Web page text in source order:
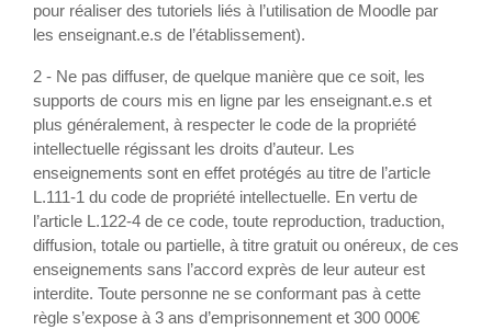
pour réaliser des tutoriels liés à l’utilisation de Moodle par
les enseignant.e.s de l’établissement).
2 - Ne pas diffuser, de quelque manière que ce soit, les
supports de cours mis en ligne par les enseignant.e.s et
plus généralement, à respecter le code de la propriété
intellectuelle régissant les droits d’auteur. Les
enseignements sont en effet protégés au titre de l’article
L.111-1 du code de propriété intellectuelle. En vertu de
l’article L.122-4 de ce code, toute reproduction, traduction,
diffusion, totale ou partielle, à titre gratuit ou onéreux, de ces
enseignements sans l’accord exprès de leur auteur est
interdite. Toute personne ne se conformant pas à cette
règle s’expose à 3 ans d’emprisonnement et 300 000€